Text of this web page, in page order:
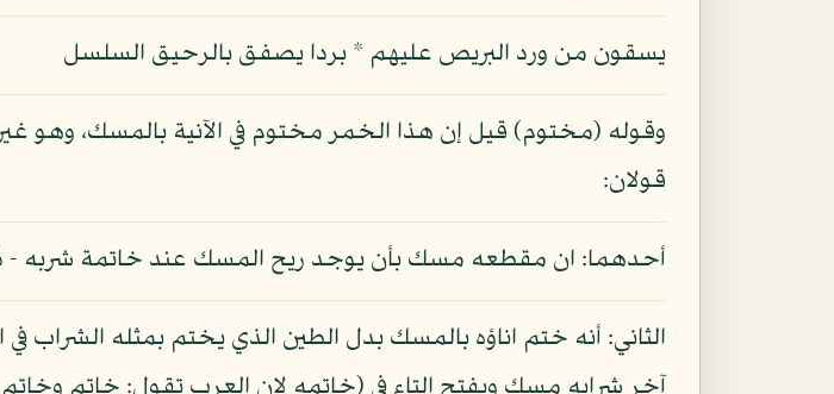
يسقون من ورد البريص عليهم * بردا يصفق بالرحيق السلسل
وقوله (مختوم) قيل إن هذا الخمر مختوم في الآنية بالمسك، وهو غير
قولان:
أحدهما: ان مقطعه مسك بأن يوجد ريح المسك عند خاتمة شربه -
الثاني: أنه ختم اناؤه بالمسك بدل الطين الذي يختم بمثله الشراب